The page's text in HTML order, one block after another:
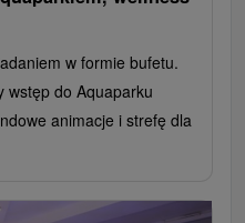
w formie bufetu.
wstęp do Aquaparku
animacje i strefę dla